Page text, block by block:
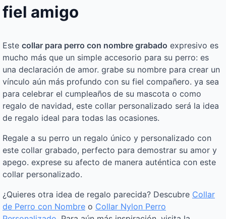
fiel amigo
Este collar para perro con nombre grabado expresivo es
mucho más que un simple accesorio para su perro: es
una declaración de amor. grabe su nombre para crear un
vínculo aún más profundo con su fiel compañero. ya sea
para celebrar el cumpleaños de su mascota o como
regalo de navidad, este collar personalizado será la idea
de regalo ideal para todas las ocasiones.
Regale a su perro un regalo único y personalizado con
este collar grabado, perfecto para demostrar su amor y
apego. exprese su afecto de manera auténtica con este
collar personalizado.
¿Quieres otra idea de regalo parecida? Descubre Collar
de Perro con Nombre o Collar Nylon Perro